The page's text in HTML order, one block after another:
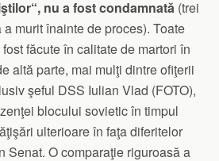
nu a fost condamnată (trei
murit înainte de proces). Toate
făcute în calitate de martori în
altă parte, mai mulţi dintre ofiţerii
şeful DSS Iulian Vlad (FOTO),
blocului sovietic în timpul
ulterioare în faţa diferitelor
Senat. O comparaţie riguroasă a